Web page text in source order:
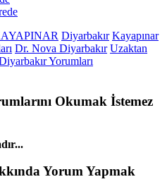
Diyarbakır Kayapınar
Dr. Nova Diyarbakır Uzaktan
Yorumları
Okumak İstemez
YorumYapmak